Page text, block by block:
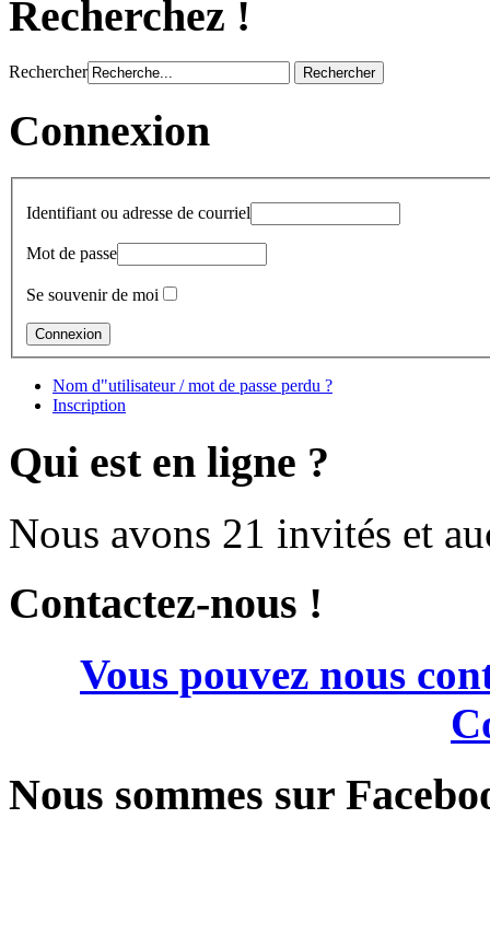
Recherchez !
Rechercher
Connexion
Identifiant ou adresse de courriel
Mot de passe
Se souvenir de moi
Nom d"utilisateur / mot de passe perdu ?
Inscription
Qui est en ligne ?
Nous avons 21 invités et
Contactez-nous !
Vous pouvez nous
Nous sommes sur